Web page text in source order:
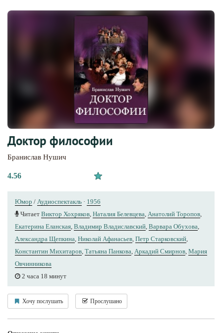
Доктор философии
Бранислав Нушич
4.56
Юмор / Аудиоспектакль · 1956
Читает Виктор Хохряков, Наталия Белевцева, Анатолий Торопов,
Екатерина Еланская, Владимир Владиславский, Варвара Обухова,
Александра Щепкина, Николай Афанасьев, Петр Старковский,
Константин Михитаров, Татьяна Панкова, Аркадий Смирнов, Мария
Овчинникова
2 часа 18 минут
Хочу послушать Прослушано